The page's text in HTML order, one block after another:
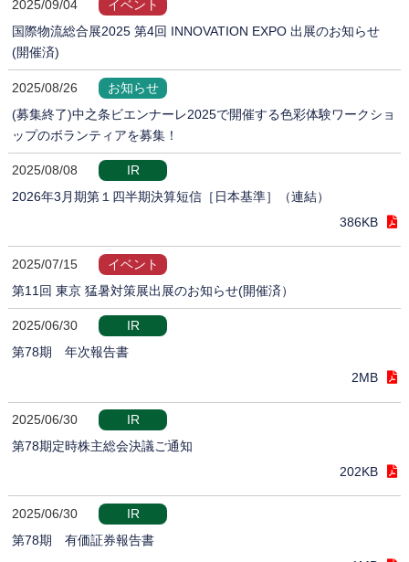
2025/09/04
イベント
国際物流総合展2025 第4回 INNOVATION EXPO 出展のお知らせ
(開催済)
2025/08/26
お知らせ
(募集終了)中之条ビエンナーレ2025で開催する色彩体験ワークショ
ップのボランティアを募集！
2025/08/08
IR
2026年3月期第１四半期決算短信［日本基準］（連結）
386KB
2025/07/15
イベント
第11回 東京 猛暑対策展出展のお知らせ(開催済）
2025/06/30
IR
第78期 年次報告書
2MB
2025/06/30
IR
第78期定時株主総会決議ご通知
202KB
2025/06/30
IR
第78期 有価証券報告書